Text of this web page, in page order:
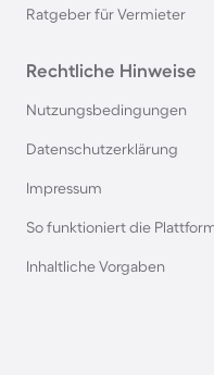
Hütten in der
Hütten in
Ratgeber für Vermieter
Rechtliche Hinweise
Nutzungsbedingungen
Datenschutzerklärung
Impressum
So funktioniert die
Inhaltliche Vorgaben